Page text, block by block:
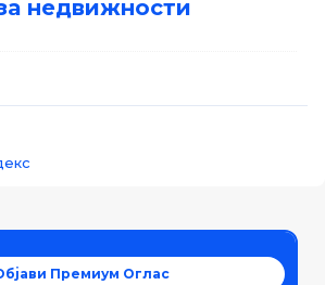
недвижности
Премиум Оглас